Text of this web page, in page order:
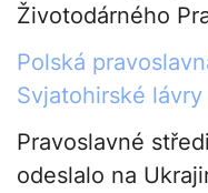
Životodárného
Polská
Svjatohirské lávry
Pravoslavné
odeslalo na